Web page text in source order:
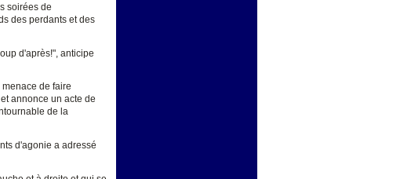
soirées de
des perdants et des
d'après!", anticipe
de faire
annonce un acte de
de la
d'agonie a adressé